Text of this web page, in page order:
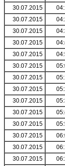
30.07.2015
30.07.2015
30.07.2015
30.07.2015
30.07.2015
30.07.2015
30.07.2015
30.07.2015
30.07.2015
30.07.2015
30.07.2015
30.07.2015
30.07.2015
30.07.2015